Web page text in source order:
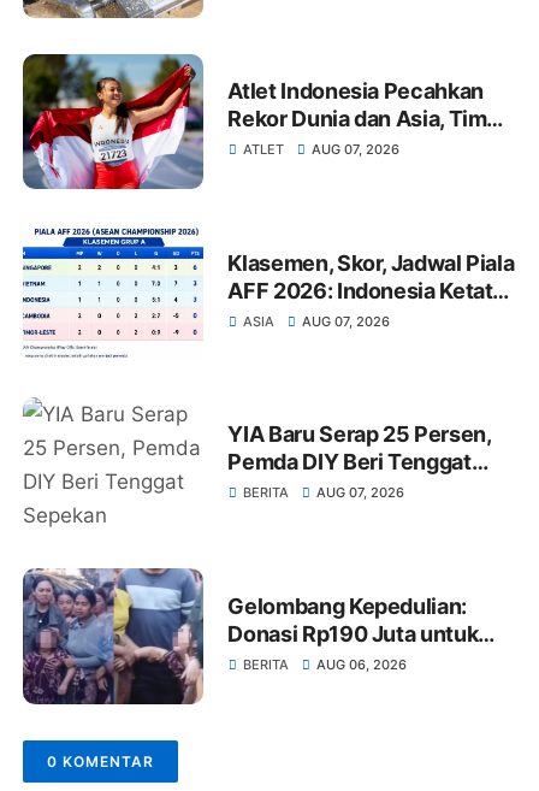
Atlet Indonesia Pecahkan
Rekor Dunia dan Asia, Tim
Para Atletik Bawa 16 Medali
ATLET AUG 07, 2026
Klasemen, Skor, Jadwal Piala
AFF 2026: Indonesia Ketat
Lawan Vietnam, Singapura
ASIA AUG 07, 2026
YIA Baru Serap 25 Persen,
Pemda DIY Beri Tenggat
Sepekan Selesaikan
BERITA AUG 07, 2026
Gelombang Kepedulian:
Donasi Rp190 Juta untuk
Pendidikan Anak KD di Bali
BERITA AUG 06, 2026
0 KOMENTAR